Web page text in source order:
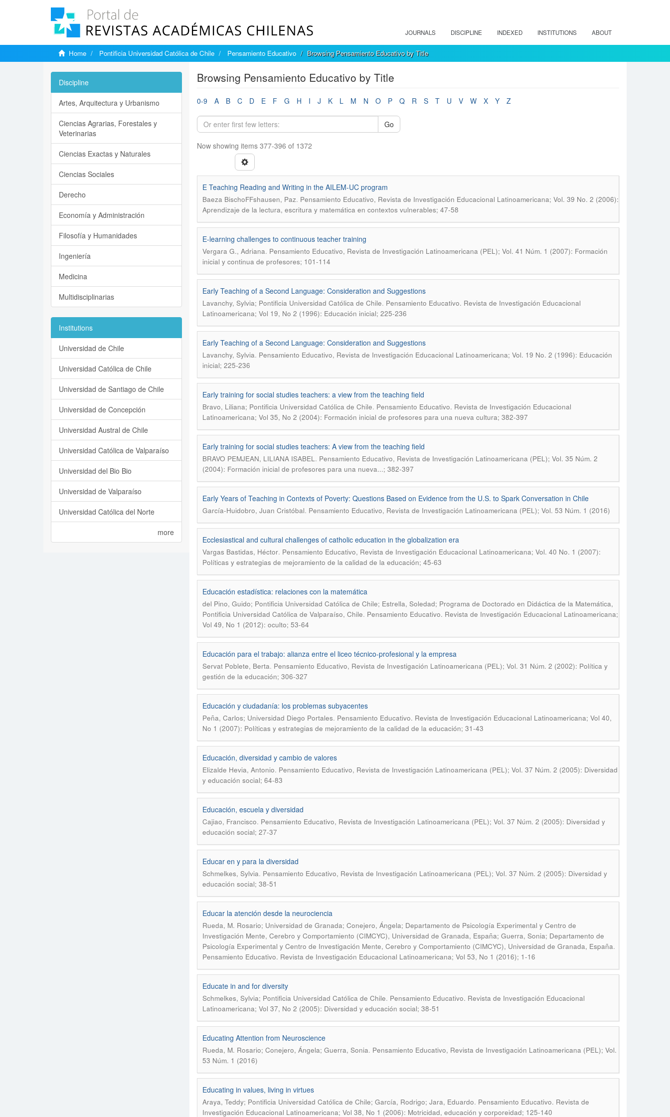
JOURNALS DISCIPLINE INDEXED INSTITUTIONS ABOUT
Home Pontificia Universidad Católica de Chile Pensamiento Educativo Browsing Pensamiento Educativo by Title
Browsing Pensamiento Educativo by Title
0-9 A B C D E F G H I J K L M N O P Q R S T U V W X Y Z
Go
Now showing items 377-396 of 1372
E Teaching Reading and Writing in the AILEM-UC program
Baeza BischoFFshausen, Paz. Pensamiento Educativo, Revista de Investigación Educacional Latinoamericana; Vol. 39 No. 2 (2006):
Aprendizaje de la lectura, escritura y matemática en contextos vulnerables; 47-58
E-learning challenges to continuous teacher training
Vergara G., Adriana. Pensamiento Educativo, Revista de Investigación Latinoamericana (PEL); Vol. 41 Núm. 1 (2007): Formación
inicial y continua de profesores; 101-114
Early Teaching of a Second Language: Consideration and Suggestions
Lavanchy, Sylvia; Pontificia Universidad Católica de Chile. Pensamiento Educativo. Revista de Investigación Educacional
Latinoamericana; Vol 19, No 2 (1996): Educación inicial; 225-236
Early Teaching of a Second Language: Consideration and Suggestions
Lavanchy, Sylvia. Pensamiento Educativo, Revista de Investigación Educacional Latinoamericana; Vol. 19 No. 2 (1996): Educación
inicial; 225-236
Early training for social studies teachers: a view from the teaching field
Bravo, Liliana; Pontificia Universidad Católica de Chile. Pensamiento Educativo. Revista de Investigación Educacional
Latinoamericana; Vol 35, No 2 (2004): Formación inicial de profesores para una nueva cultura; 382-397
Early training for social studies teachers: A view from the teaching field
BRAVO PEMJEAN, LILIANA ISABEL. Pensamiento Educativo, Revista de Investigación Latinoamericana (PEL); Vol. 35 Núm. 2
(2004): Formación inicial de profesores para una nueva...; 382-397
Early Years of Teaching in Contexts of Poverty: Questions Based on Evidence from the U.S. to Spark Conversation in Chile
García-Huidobro, Juan Cristóbal. Pensamiento Educativo, Revista de Investigación Latinoamericana (PEL); Vol. 53 Núm. 1 (2016)
Ecclesiastical and cultural challenges of catholic education in the globalization era
Vargas Bastidas, Héctor. Pensamiento Educativo, Revista de Investigación Educacional Latinoamericana; Vol. 40 No. 1 (2007):
Políticas y estrategias de mejoramiento de la calidad de la educación; 45-63
Educación estadística: relaciones con la matemática
del Pino, Guido; Pontificia Universidad Católica de Chile; Estrella, Soledad; Programa de Doctorado en Didáctica de la Matemática,
Pontificia Universidad Católica de Valparaíso, Chile. Pensamiento Educativo. Revista de Investigación Educacional Latinoamericana;
Vol 49, No 1 (2012): oculto; 53-64
Educación para el trabajo: alianza entre el liceo técnico-profesional y la empresa
Servat Poblete, Berta. Pensamiento Educativo, Revista de Investigación Latinoamericana (PEL); Vol. 31 Núm. 2 (2002): Política y
gestión de la educación; 306-327
Educación y ciudadanía: los problemas subyacentes
Peña, Carlos; Universidad Diego Portales. Pensamiento Educativo. Revista de Investigación Educacional Latinoamericana; Vol 40,
No 1 (2007): Políticas y estrategias de mejoramiento de la calidad de la educación; 31-43
Educación, diversidad y cambio de valores
Elizalde Hevia, Antonio. Pensamiento Educativo, Revista de Investigación Latinoamericana (PEL); Vol. 37 Núm. 2 (2005): Diversidad
y educación social; 64-83
Educación, escuela y diversidad
Cajiao, Francisco. Pensamiento Educativo, Revista de Investigación Latinoamericana (PEL); Vol. 37 Núm. 2 (2005): Diversidad y
educación social; 27-37
Educar en y para la diversidad
Schmelkes, Sylvia. Pensamiento Educativo, Revista de Investigación Latinoamericana (PEL); Vol. 37 Núm. 2 (2005): Diversidad y
educación social; 38-51
Educar la atención desde la neurociencia
Rueda, M. Rosario; Universidad de Granada; Conejero, Ángela; Departamento de Psicología Experimental y Centro de
Investigación Mente, Cerebro y Comportamiento (CIMCYC), Universidad de Granada, España; Guerra, Sonia; Departamento de
Psicología Experimental y Centro de Investigación Mente, Cerebro y Comportamiento (CIMCYC), Universidad de Granada, España.
Pensamiento Educativo. Revista de Investigación Educacional Latinoamericana; Vol 53, No 1 (2016); 1-16
Educate in and for diversity
Schmelkes, Sylvia; Pontificia Universidad Católica de Chile. Pensamiento Educativo. Revista de Investigación Educacional
Latinoamericana; Vol 37, No 2 (2005): Diversidad y educación social; 38-51
Educating Attention from Neuroscience
Rueda, M. Rosario; Conejero, Ángela; Guerra, Sonia. Pensamiento Educativo, Revista de Investigación Latinoamericana (PEL); Vol.
53 Núm. 1 (2016)
Educating in values, living in virtues
Araya, Teddy; Pontificia Universidad Católica de Chile; García, Rodrigo; Jara, Eduardo. Pensamiento Educativo. Revista de
Investigación Educacional Latinoamericana; Vol 38, No 1 (2006): Motricidad, educación y corporeidad; 125-140
Discipline
Artes, Arquitectura y Urbanismo
Ciencias Agrarias, Forestales y
Veterinarias
Ciencias Exactas y Naturales
Ciencias Sociales
Derecho
Economía y Administración
Filosofía y Humanidades
Ingeniería
Medicina
Multidisciplinarias
Institutions
Universidad de Chile
Universidad Católica de Chile
Universidad de Santiago de Chile
Universidad de Concepción
Universidad Austral de Chile
Universidad Católica de Valparaíso
Universidad del Bio Bio
Universidad de Valparaíso
Universidad Católica del Norte
more